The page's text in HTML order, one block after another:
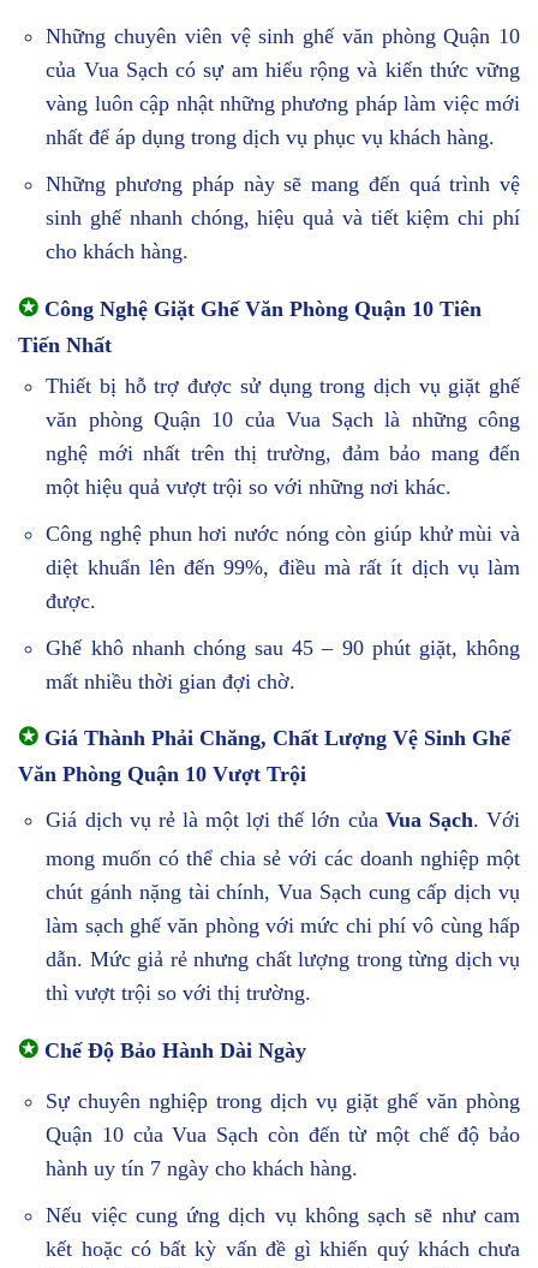
Những chuyên viên vệ sinh ghế văn phòng Quận 10
của Vua Sạch có sự am hiểu rộng và kiến thức vững
vàng luôn cập nhật những phương pháp làm việc mới
nhất để áp dụng trong dịch vụ phục vụ khách hàng.
Những phương pháp này sẽ mang đến quá trình vệ
sinh ghế nhanh chóng, hiệu quả và tiết kiệm chi phí
cho khách hàng.
✪ Công Nghệ Giặt Ghế Văn Phòng Quận 10 Tiên
Tiến Nhất
Thiết bị hỗ trợ được sử dụng trong dịch vụ giặt ghế
văn phòng Quận 10 của Vua Sạch là những công
nghệ mới nhất trên thị trường, đảm bảo mang đến
một hiệu quả vượt trội so với những nơi khác.
Công nghệ phun hơi nước nóng còn giúp khử mùi và
diệt khuẩn lên đến 99%, điều mà rất ít dịch vụ làm
được.
Ghế khô nhanh chóng sau 45 – 90 phút giặt, không
mất nhiều thời gian đợi chờ.
✪ Giá Thành Phải Chăng, Chất Lượng Vệ Sinh Ghế
Văn Phòng Quận 10 Vượt Trội
Giá dịch vụ rẻ là một lợi thế lớn của Vua Sạch. Với
mong muốn có thể chia sẻ với các doanh nghiệp một
chút gánh nặng tài chính, Vua Sạch cung cấp dịch vụ
làm sạch ghế văn phòng với mức chi phí vô cùng hấp
dẫn. Mức giả rẻ nhưng chất lượng trong từng dịch vụ
thì vượt trội so với thị trường.
✪ Chế Độ Bảo Hành Dài Ngày
Sự chuyên nghiệp trong dịch vụ giặt ghế văn phòng
Quận 10 của Vua Sạch còn đến từ một chế độ bảo
hành uy tín 7 ngày cho khách hàng.
Nếu việc cung ứng dịch vụ không sạch sẽ như cam
kết hoặc có bất kỳ vấn đề gì khiến quý khách chưa